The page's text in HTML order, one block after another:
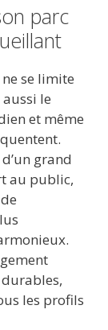
ta
g
er
parc
se limite
le
et même
grand
au public,
les profils